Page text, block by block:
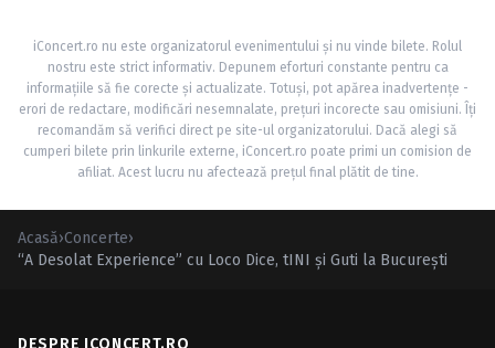
iConcert.ro nu este organizatorul evenimentului și nu vinde bilete. Rolul
nostru este strict informativ. Depunem eforturi constante pentru ca
informațiile să fie corecte și actualizate. Totuși, pot apărea inadvertențe -
erori de redactare, modificări nesemnalate, prețuri incorecte sau omisiuni. Îți
recomandăm să verifici direct pe site-ul organizatorului. Dacă alegi să
cumperi bilete prin linkurile externe, iConcert.ro poate primi un comision de
afiliat. Acest lucru nu afectează prețul final plătit de tine.
Acasă›Concerte›
“A Desolat Experience” cu Loco Dice, tINI şi Guti la Bucureşti
DESPRE ICONCERT.RO